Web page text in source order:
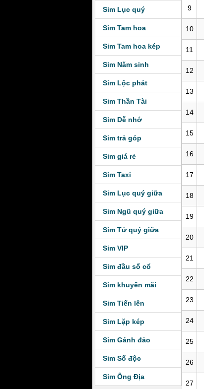
Sim Lục quý
Sim Tam hoa
Sim Tam hoa kép
Sim Năm sinh
Sim Lộc phát
Sim Thần Tài
Sim Dễ nhớ
Sim trả góp
Sim giá rẻ
Sim Taxi
Sim Lục quý giữa
Sim Ngũ quý giữa
Sim Tứ quý giữa
Sim VIP
Sim đầu số cổ
Sim khuyến mãi
Sim Tiến lên
Sim Lặp kép
Sim Gánh đảo
Sim Số độc
Sim Ông Địa
9
10
11
12
13
14
15
16
17
18
19
20
21
22
23
24
25
26
27